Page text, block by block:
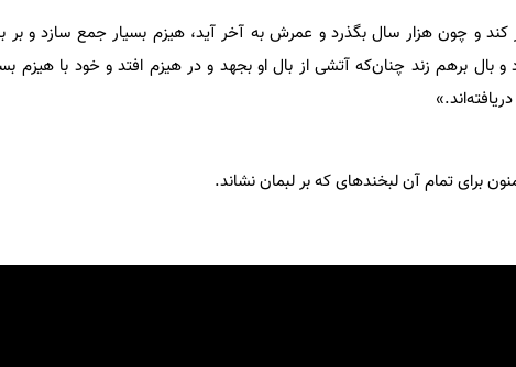
و چون هزار سال بگذرد و عمرش به آخر آید، هیزم بسیار جمع سازد و بر
برهم زند چنان‌که آتشی از بال او بجهد و در هیزم افتد و خود با هیزم
برای تمام آن لبخندهای که بر لبمان نشاند.